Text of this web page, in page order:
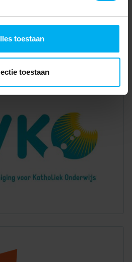
toestaan
toestaan